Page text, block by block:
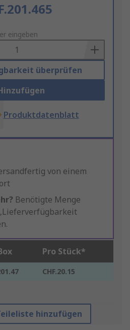
eingeben
überprüfen
Produktdatenblatt
von einem
Benötigte Menge
Pro Stück*
CHF.20.15
hinzufügen